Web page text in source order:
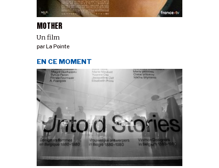
MOTHER
Un film
par La Pointe
EN CE MOMENT